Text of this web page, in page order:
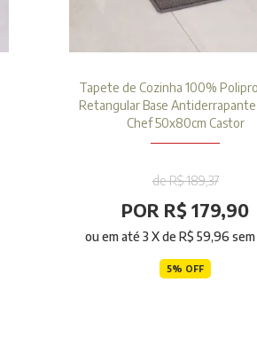
Tapete de Cozinha 100%
Retangular Base Antiderrapante
Chef 50x80cm Castor
de R$ 189,37
POR R$ 179,90
ou em até3 X deR$ 59,96
5% OFF